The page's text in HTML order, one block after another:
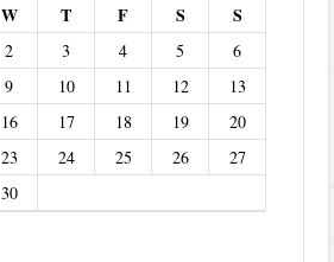
W T F S S
2 3 4 5
6
9 10 11 12
13
16 17 18 19
20
23 24 25 26
27
30